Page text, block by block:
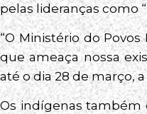
pelas lideranças como
“O Ministério do
que ameaça nossa
até o dia 28 de março,
Os indígenas também